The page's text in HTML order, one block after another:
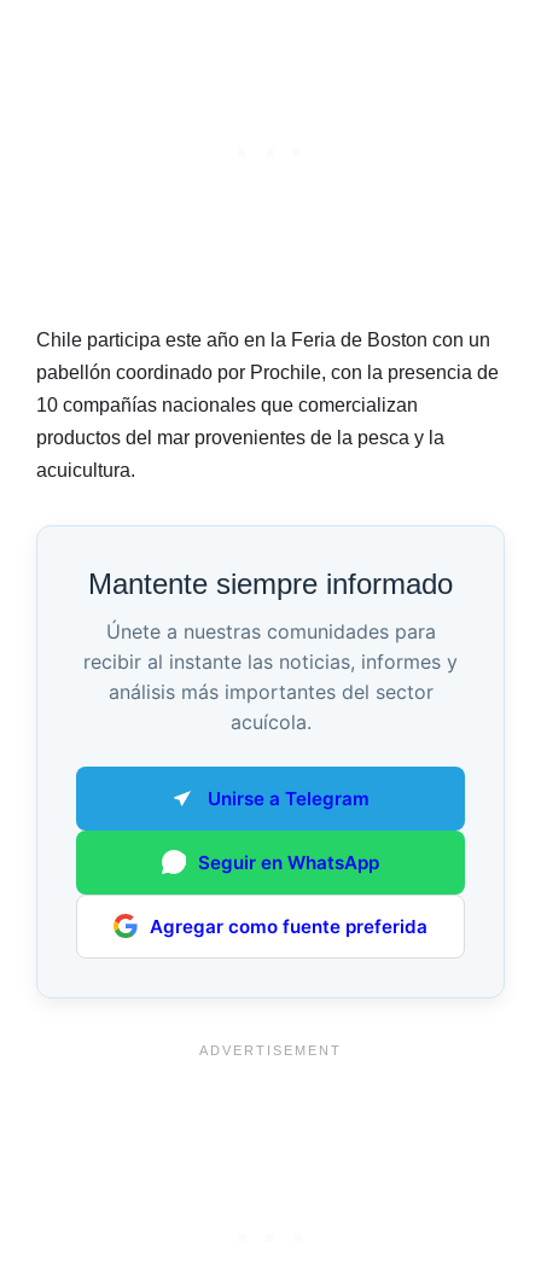
Chile participa este año en la Feria de Boston con un
pabellón coordinado por Prochile, con la presencia de
10 compañías nacionales que comercializan
productos del mar provenientes de la pesca y la
acuicultura.
Mantente siempre informado
Únete a nuestras comunidades para
recibir al instante las noticias, informes y
análisis más importantes del sector
acuícola.
Unirse a Telegram
Seguir en WhatsApp
Agregar como fuente preferida